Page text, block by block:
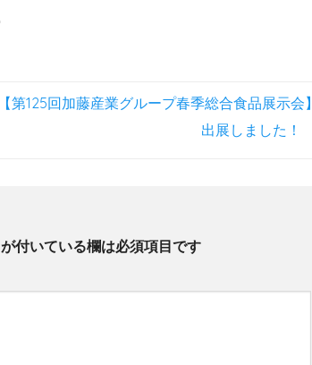
【第125回加藤産業グループ春季総合食品展示会
出展しました！
が付いている欄は必須項目です